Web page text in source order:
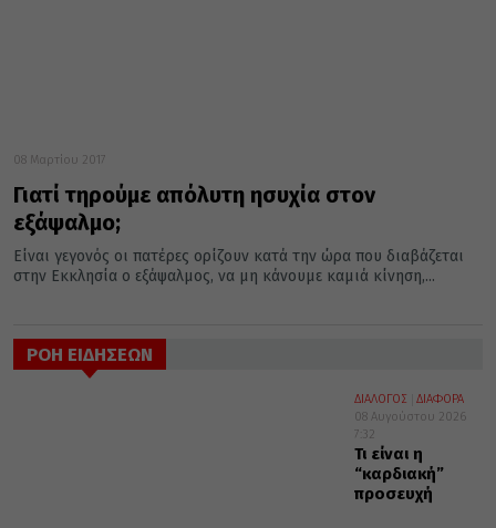
08 Μαρτίου 2017
Γιατί τηρούμε απόλυτη ησυχία στον
εξάψαλμο;
Είναι γεγονός οι πατέρες ορίζουν κατά την ώρα που διαβάζεται
στην Εκκλησία ο εξάψαλμος, να μη κάνουμε καμιά κίνηση,...
ΡΟΗ ΕΙΔΗΣΕΩΝ
ΔΙΑΛΟΓΟΣ
ΔΙΑΦΟΡΑ
08 Αυγούστου 2026
7:32
Τι είναι η
“καρδιακή”
προσευχή